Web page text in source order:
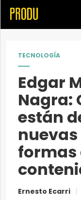
TECNOLOGÍA
Edgar
Nagra:
están
formas
Ernesto Ecarri